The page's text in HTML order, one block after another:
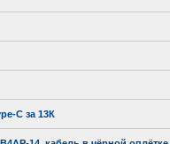
C за 13К